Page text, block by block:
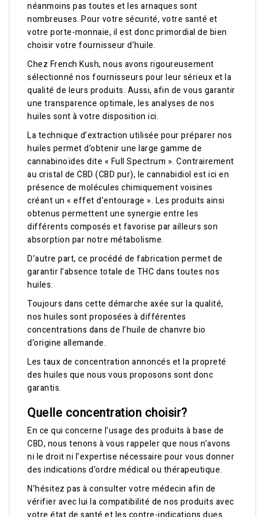
néanmoins pas toutes et les arnaques sont
nombreuses. Pour votre sécurité, votre santé et
votre porte-monnaie, il est donc primordial de bien
choisir votre fournisseur d’huile.
Chez French Kush, nous avons rigoureusement
sélectionné nos fournisseurs pour leur sérieux et la
qualité de leurs produits. Aussi, afin de vous garantir
une transparence optimale, les analyses de nos
huiles sont à votre disposition ici.
La technique d’extraction utilisée pour préparer nos
huiles permet d’obtenir une large gamme de
cannabinoïdes dite « Full Spectrum ». Contrairement
au cristal de CBD (CBD pur), le cannabidiol est ici en
présence de molécules chimiquement voisines
créant un « effet d’entourage ». Les produits ainsi
obtenus permettent une synergie entre les
différents composés et favorise par ailleurs son
absorption par notre métabolisme.
D’autre part, ce procédé de fabrication permet de
garantir l’absence totale de THC dans toutes nos
huiles.
Toujours dans cette démarche axée sur la qualité,
nos huiles sont proposées à différentes
concentrations dans de l’huile de chanvre bio
d’origine allemande.
Les taux de concentration annoncés et la propreté
des huiles que nous vous proposons sont donc
garantis.
Quelle concentration choisir?
En ce qui concerne l’usage des produits à base de
CBD, nous tenons à vous rappeler que nous n’avons
ni le droit ni l’expertise nécessaire pour vous donner
des indications d’ordre médical ou thérapeutique.
N’hésitez pas à consulter votre médecin afin de
vérifier avec lui la compatibilité de nos produits avec